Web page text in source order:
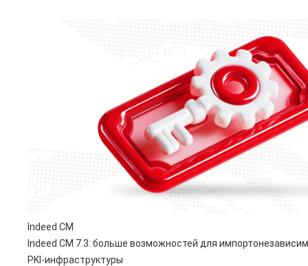
Indeed CM
Indeed CM 7.3: больше возможностей для
PKI-инфраструктуры